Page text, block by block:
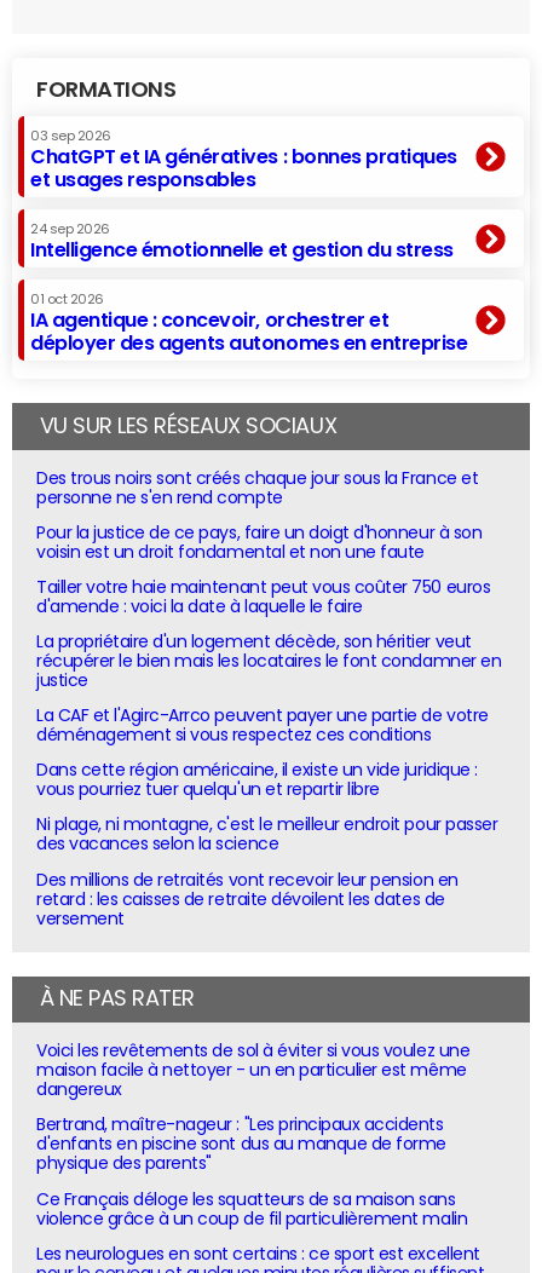
FORMATIONS
03 sep 2026
ChatGPT et IA génératives : bonnes pratiques
et usages responsables
24 sep 2026
Intelligence émotionnelle et gestion du stress
01 oct 2026
IA agentique : concevoir, orchestrer et
déployer des agents autonomes en entreprise
VU SUR LES RÉSEAUX SOCIAUX
Des trous noirs sont créés chaque jour sous la France et
personne ne s'en rend compte
Pour la justice de ce pays, faire un doigt d'honneur à son
voisin est un droit fondamental et non une faute
Tailler votre haie maintenant peut vous coûter 750 euros
d'amende : voici la date à laquelle le faire
La propriétaire d'un logement décède, son héritier veut
récupérer le bien mais les locataires le font condamner en
justice
La CAF et l'Agirc-Arrco peuvent payer une partie de votre
déménagement si vous respectez ces conditions
Dans cette région américaine, il existe un vide juridique :
vous pourriez tuer quelqu'un et repartir libre
Ni plage, ni montagne, c'est le meilleur endroit pour passer
des vacances selon la science
Des millions de retraités vont recevoir leur pension en
retard : les caisses de retraite dévoilent les dates de
versement
À NE PAS RATER
Voici les revêtements de sol à éviter si vous voulez une
maison facile à nettoyer - un en particulier est même
dangereux
Bertrand, maître-nageur : "Les principaux accidents
d'enfants en piscine sont dus au manque de forme
physique des parents"
Ce Français déloge les squatteurs de sa maison sans
violence grâce à un coup de fil particulièrement malin
Les neurologues en sont certains : ce sport est excellent